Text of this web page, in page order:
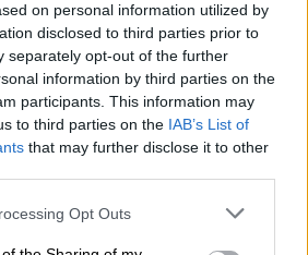
on personal information utilized by
disclosed to third parties prior to
separately opt-out of the further
information by third parties on the
participants. This information may
to third parties on the IAB’s List of
that may further disclose it to other
app uses one or more Google
Opt Outs
10:11
Ιρανές αθλήτριες:
που ζήτησαν άσυλο
στο Ιράν»